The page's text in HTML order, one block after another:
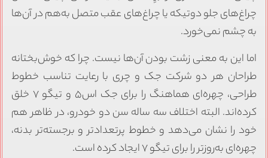
چراغ‌های جلو دوتیکه یا چراغ‌های عقب متصل به‌هم در آن‌ها
به چشم نمی‌خورد.
اما این به معنی زشت بودن آن‌ها نیست. چرا که خوش‌بختانه
طراحان هر دو شرکت جک و چری با رعایت تناسب خطوط
طراحی، چهره‌ای هماهنگ را برای جک اس۵ و تیگو ۷ خلق
کرده‌اند. البته اختلاف سه ساله سن دو خودرو، در ظاهر هم
خود را نشان می‌دهد و خطوط پرتعدادتر و برجسته‌تر بدنه،
چهره‌ای به‌روزتر را برای تیگو ۷ ایجاد کرده است.